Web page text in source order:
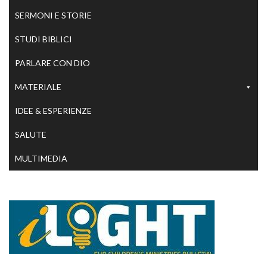
SERMONI E STORIE
STUDI BIBLICI
PARLARE CON DIO
MATERIALE
IDEE & ESPERIENZE
SALUTE
MULTIMEDIA